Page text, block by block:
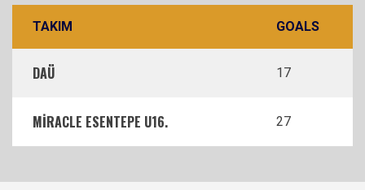
TAKIM GOALS
DAÜ 17
MİRACLE ESENTEPE U16. 27